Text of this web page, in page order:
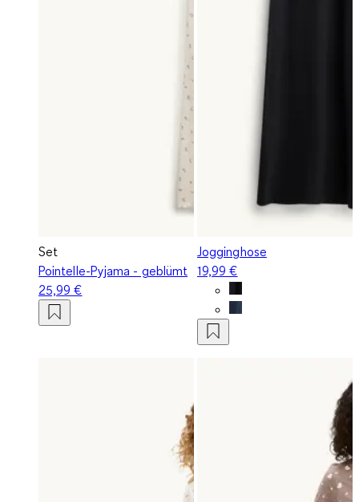
Set
Pointelle-Pyjama - geblümt
25,99 €
Jogginghose
19,99 €